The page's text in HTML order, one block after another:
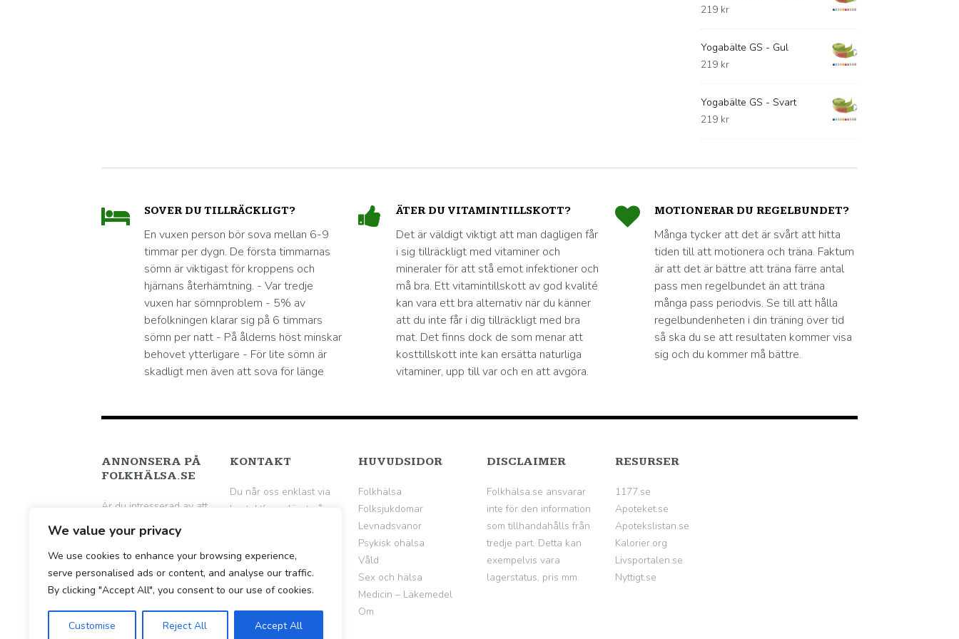
We value your privacy
We use cookies to enhance your browsing experience,
serve personalised ads or content, and analyse our traffic.
By clicking "Accept All", you consent to our use of cookies.
Customise Reject All Accept All
219 kr
Yogabälte GS - Gul
219 kr
Yogabälte GS - Svart
219 kr
SOVER DU TILLRÄCKLIGT?
En vuxen person bör sova mellan 6-9
timmar per dygn. De första timmarnas
sömn är viktigast för kroppens och
hjärnans återhämtning. - Var tredje
vuxen har sömnproblem - 5% av
befolkningen klarar sig på 6 timmars
sömn per natt - På ålderns höst minskar
behovet ytterligare - För lite sömn är
skadligt men även att sova för länge
ÄTER DU VITAMINTILLSKOTT?
Det är väldigt viktigt att man dagligen får
i sig tillräckligt med vitaminer och
mineraler för att stå emot infektioner och
må bra. Ett vitamintillskott av god kvalité
kan vara ett bra alternativ när du känner
att du inte får i dig tillräckligt med bra
mat. Det finns dock de som menar att
kosttillskott inte kan ersätta naturliga
vitaminer, upp till var och en att avgöra.
MOTIONERAR DU REGELBUNDET?
Många tycker att det är svårt att hitta
tiden till att motionera och träna. Faktum
är att det är bättre att träna färre antal
pass men regelbundet än att träna
många pass periodvis. Se till att hålla
regelbundenheten i din träning över tid
så ska du se att resultaten kommer visa
sig och du kommer må bättre.
ANNONSERA PÅ
FOLKHÄLSA.SE
Är du intresserad av att
annonsera på
Folkhälsa.se? Hör av dig
till oss per mail för en
vidare diskussion.
KONTAKT
Du når oss enklast via
kontaktformuläret på
HUVUDSIDOR
Folkhälsa
Folksjukdomar
Levnadsvanor
Psykisk ohälsa
Våld
Sex och hälsa
Medicin – Läkemedel
Om
DISCLAIMER
Folkhälsa.se ansvarar
inte för den information
som tillhandahålls från
tredje part. Detta kan
exempelvis vara
lagerstatus, pris mm.
RESURSER
1177.se
Apoteket.se
Apotekslistan.se
Kalorier.org
Livsportalen.se
Nyttigt.se